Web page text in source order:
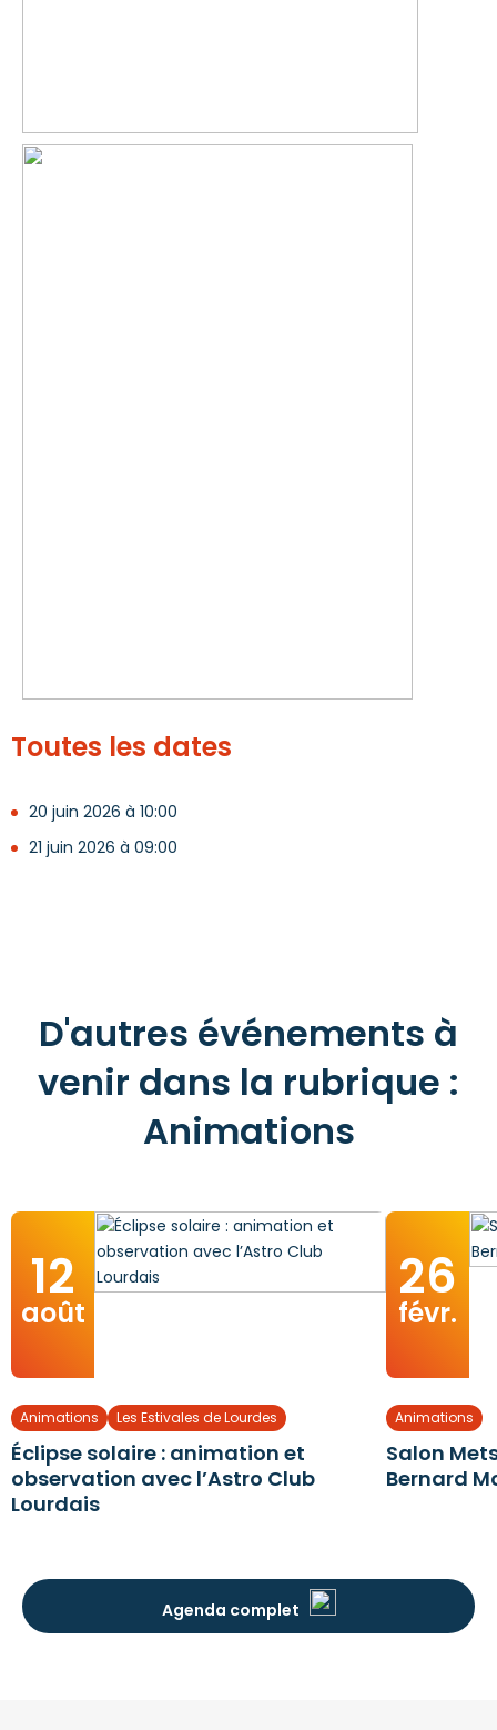
Toutes les dates
20 juin 2026 à 10:00
21 juin 2026 à 09:00
D'autres événements à
venir dans la rubrique :
Animations
12
août
Animations Les Estivales de Lourdes
Éclipse solaire : animation et
observation avec l’Astro Club
Lourdais
26
févr.
Animations
Salon
Bernard
Agenda complet